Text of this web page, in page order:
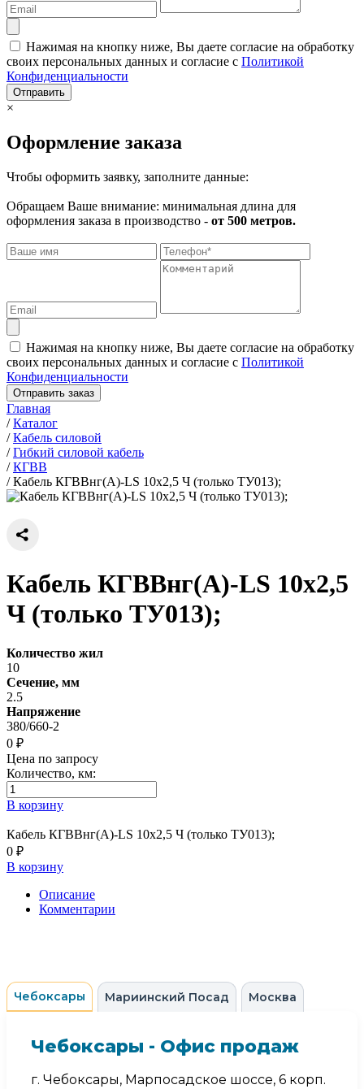
Нажимая на кнопку ниже, Вы даете согласие на обработку
своих персональных данных и согласие с Политикой
Конфиденциальности
Отправить
×
Оформление заказа
Чтобы оформить заявку, заполните данные:
Обращаем Ваше внимание: минимальная длина для
оформления заказа в производство - от 500 метров.
Нажимая на кнопку ниже, Вы даете согласие на обработку
своих персональных данных и согласие с Политикой
Конфиденциальности
Отправить заказ
Главная
/Каталог
/Кабель силовой
/Гибкий силовой кабель
/КГВВ
/Кабель КГВВнг(А)-LS 10х2,5 Ч (только ТУ013);
Кабель КГВВнг(А)-LS 10х2,5
Ч (только ТУ013);
Количество жил
10
Сечение, мм
2.5
Напряжение
380/660-2
0 ₽
Цена по запросу
Количество, км:
В корзину
Кабель КГВВнг(А)-LS 10х2,5 Ч (только ТУ013);
0 ₽
В корзину
Описание
Комментарии
Чебоксары Мариинский Посад Москва
Чебоксары - Офис продаж
г. Чебоксары, Марпосадское шоссе, 6 корп.